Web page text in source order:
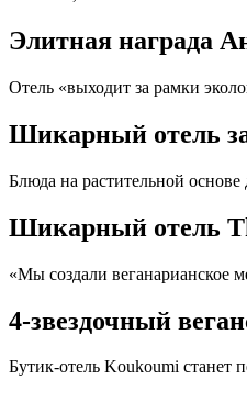
Элитная награда
Отель «выходит за рамки
Шикарный отель
Блюда на растительной основе
Шикарный отель
«Мы создали веганарианское
4-звездочный
Бутик-отель Koukoumi станет